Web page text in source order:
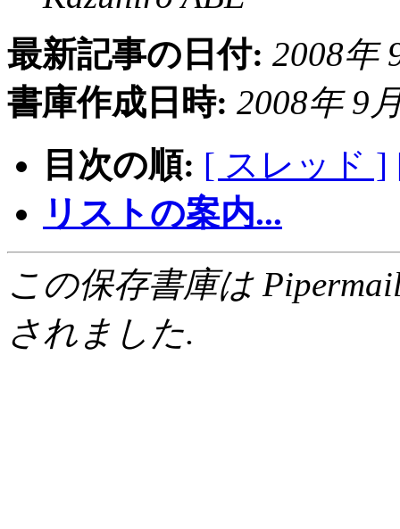
最新記事の日付: 2008年
書庫作成日時: 2008年 9
目次の順: [ スレッド ]
リストの案内...
この保存書庫は
されました.